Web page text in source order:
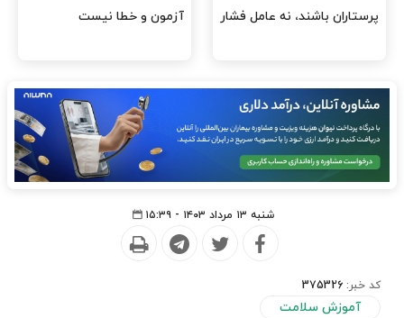
افتتاح پروژه‌ها شود؟
باید در اولویت تخصیص ارز
شنبه ۱۳ مرداد ۱۴۰۳ - ۱۵:۳۹
کد خبر: 375326
آموزش سلامت